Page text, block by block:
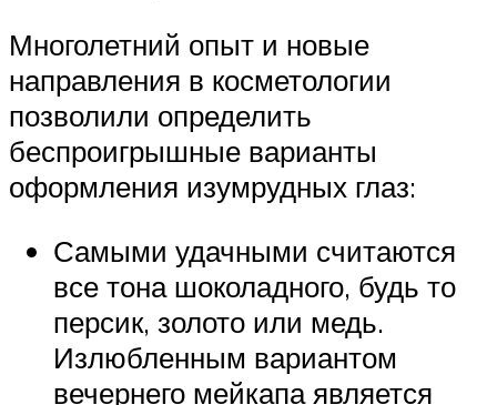
Многолетний опыт и новые
направления в косметологии
позволили определить
беспроигрышные варианты
оформления изумрудных глаз:
Самыми удачными считаются
все тона шоколадного, будь то
персик, золото или медь.
Излюбленным вариантом
вечернего мейкапа является